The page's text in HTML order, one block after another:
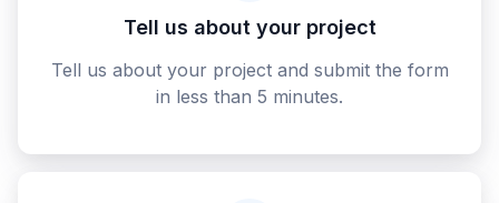
Tell us about your project
Tell us about your project and submit the form
in less than 5 minutes.